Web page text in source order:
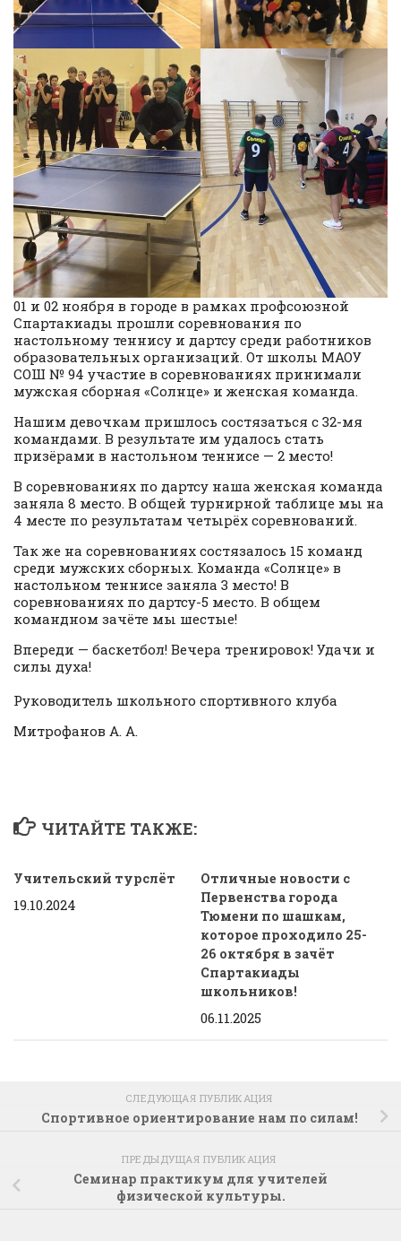
01 и 02 ноября в городе в рамках профсоюзной
Спартакиады прошли соревнования по
настольному теннису и дартсу среди работников
образовательных организаций. От школы МАОУ
СОШ № 94 участие в соревнованиях принимали
мужская сборная «Солнце» и женская команда.
Нашим девочкам пришлось состязаться с 32-мя
командами. В результате им удалось стать
призёрами в настольном теннисе — 2 место!
В соревнованиях по дартсу наша женская команда
заняла 8 место. В общей турнирной таблице мы на
4 месте по результатам четырёх соревнований.
Так же на соревнованиях состязалось 15 команд
среди мужских сборных. Команда «Солнце» в
настольном теннисе заняла 3 место! В
соревнованиях по дартсу-5 место. В общем
командном зачёте мы шестые!
Впереди — баскетбол! Вечера тренировок! Удачи и
силы духа!
Руководитель школьного спортивного клуба
Митрофанов А. А.
ЧИТАЙТЕ ТАКЖЕ:
Учительский турслёт
19.10.2024
Отличные новости с
Первенства города
Тюмени по шашкам,
которое проходило 25-
26 октября в зачёт
Спартакиады
школьников!
06.11.2025
СЛЕДУЮЩАЯ ПУБЛИКАЦИЯ
Спортивное ориентирование нам по силам!
ПРЕДЫДУЩАЯ ПУБЛИКАЦИЯ
Семинар практикум для учителей
физической культуры.